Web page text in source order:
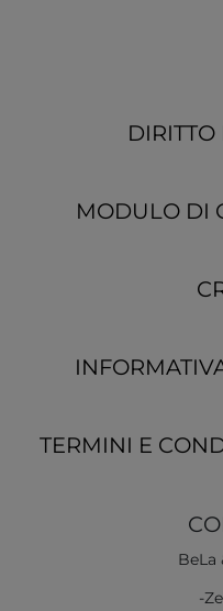
DIRITTO
MODULO DI
TERMINI E
BeLa
-